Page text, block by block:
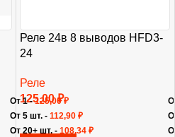
Реле 24в 8 выводов HFD3-
24
Реле
125,00₽
От 1 -125,00₽
От 5 шт. - 112,90 ₽
От 20+ шт. - 108,34 ₽